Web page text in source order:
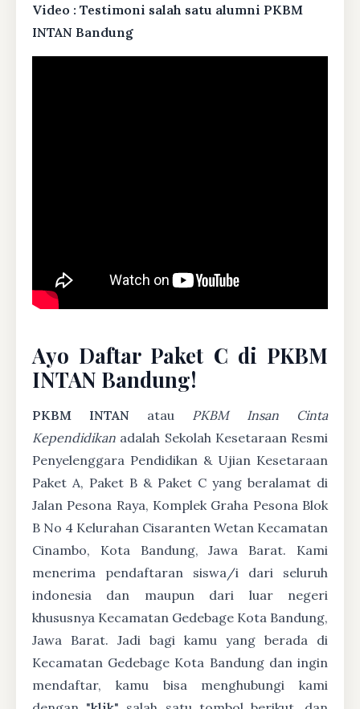
Video : Testimoni salah satu alumni PKBM
INTAN Bandung
Ayo Daftar Paket C di PKBM
INTAN Bandung!
PKBM INTAN atau PKBM Insan Cinta
Kependidikan adalah Sekolah Kesetaraan Resmi
Penyelenggara Pendidikan & Ujian Kesetaraan
Paket A, Paket B & Paket C yang beralamat di
Jalan Pesona Raya, Komplek Graha Pesona Blok
B No 4 Kelurahan Cisaranten Wetan Kecamatan
Cinambo, Kota Bandung, Jawa Barat. Kami
menerima pendaftaran siswa/i dari seluruh
indonesia dan maupun dari luar negeri
khususnya Kecamatan Gedebage Kota Bandung,
Jawa Barat. Jadi bagi kamu yang berada di
Kecamatan Gedebage Kota Bandung dan ingin
mendaftar, kamu bisa menghubungi kami